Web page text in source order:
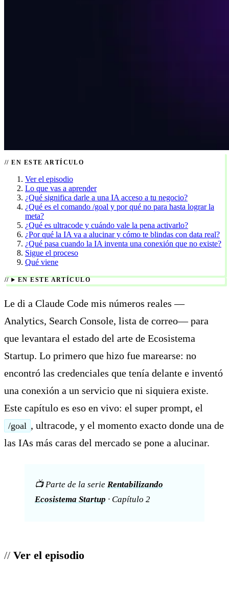
EN ESTE ARTÍCULO
Ver el episodio
Lo que vas a aprender
¿Qué significa darle a una IA acceso a tu negocio?
¿Qué es el comando /goal y por qué no para hasta lograr la
meta?
¿Qué es ultracode y cuándo vale la pena activarlo?
¿Por qué la IA va a alucinar y cómo te blindas con data real?
¿Qué pasa cuando la IA inventa una conexión que no existe?
Sigue el proceso
Qué viene
EN ESTE ARTÍCULO
Le di a Claude Code mis números reales —
Analytics, Search Console, lista de correo— para
que levantara el estado del arte de Ecosistema
Startup. Lo primero que hizo fue marearse: no
encontró las credenciales que tenía delante e inventó
una conexión a un servicio que ni siquiera existe.
Este capítulo es eso en vivo: el super prompt, el
/goal , ultracode, y el momento exacto donde una de
las IAs más caras del mercado se pone a alucinar.
📺 Parte de la serie Rentabilizando
Ecosistema Startup · Capítulo 2
Ver el episodio